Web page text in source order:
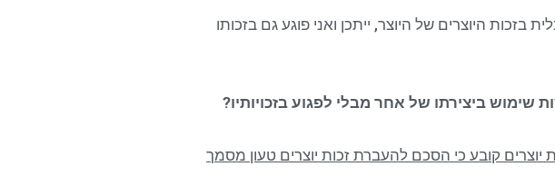
היוצרים של היוצר, ייתכן ואני פוגע גם בזכותו
ביצירתו של אחר מבלי לפגוע בזכויותיו?
יוצרים קובע כי הסכם להעברת זכות יוצרים טעון מסמך